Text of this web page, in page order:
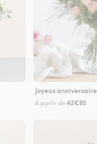
Joyeux anniversaire
À partir de42€95